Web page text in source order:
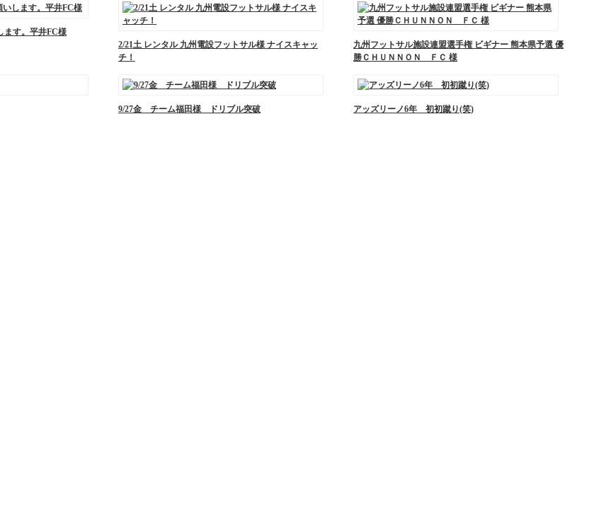
す。平井FC様
2/21土 レンタル 九州電設フットサル様 ナイスキャッ
チ！
九州フットサル施設連盟選手権 ビギナー 熊本県予選 優
勝ＣＨＵＮＮＯＮ ＦＣ 様
9/27金 チーム福田様 ドリブル突破 アッズリーノ6年 初初蹴り(笑)